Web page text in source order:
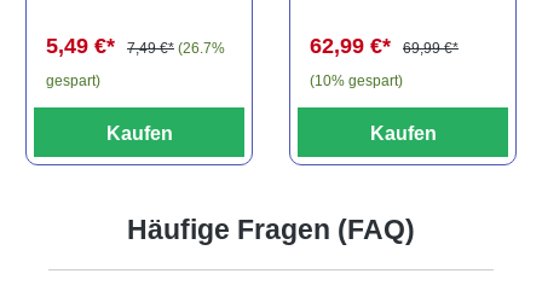
5,49 €* 7,49 €* (26.7%
gespart)
Kaufen
62,99 €*
69,99 €*
(10% gespart)
Kaufen
Häufige Fragen (FAQ)